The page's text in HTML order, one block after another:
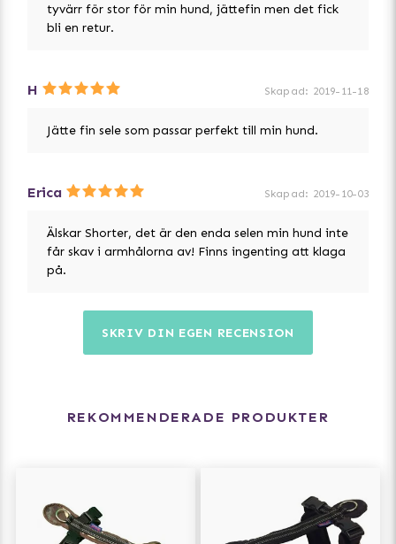
tyvärr för stor för min hund, jättefin men det fick
bli en retur.
H Skapad: 2019-11-18
Jätte fin sele som passar perfekt till min hund.
Erica Skapad: 2019-10-03
Älskar Shorter, det är den enda selen min hund inte
får skav i armhålorna av! Finns ingenting att klaga
på.
SKRIV DIN EGEN RECENSION
REKOMMENDERADE PRODUKTER